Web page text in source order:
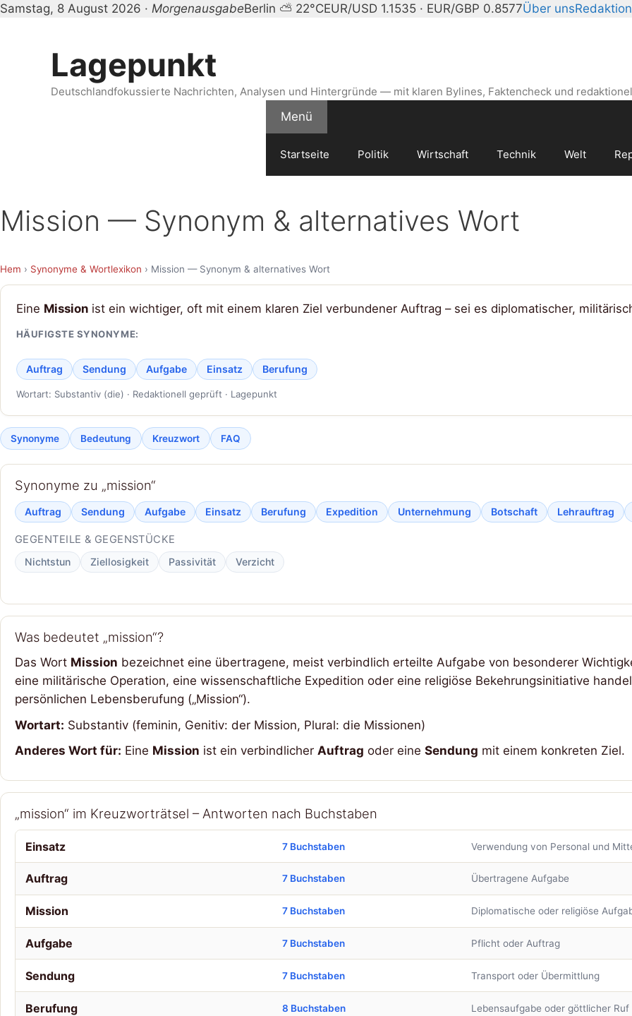
Samstag, 8 August 2026 · MorgenausgabeBerlin ⛅ 22°CEUR/USD 1.1535 · EUR/GBP 0.8577Über unsRedaktion
Lagepunkt
Deutschlandfokussierte Nachrichten, Analysen und Hintergründe — mit klaren Bylines, Faktencheck und
Menü
Startseite Politik Wirtschaft Technik Welt
Mission — Synonym & alternatives Wort
Hem › Synonyme & Wortlexikon › Mission — Synonym & alternatives Wort
Eine Missionist ein wichtiger, oft mit einem klaren Ziel verbundener Auftrag – sei es diplomatischer,
HÄUFIGSTE SYNONYME:
Auftrag Sendung Aufgabe Einsatz Berufung
Wortart: Substantiv (die) · Redaktionell geprüft · Lagepunkt
Synonyme Bedeutung Kreuzwort FAQ
Synonyme zu „mission“
Auftrag Sendung Aufgabe Einsatz Berufung Expedition Unternehmung Botschaft Lehrauftrag
GEGENTEILE & GEGENSTÜCKE
Nichtstun Ziellosigkeit Passivität Verzicht
Was bedeutet „mission“?
Das Wort Mission bezeichnet eine übertragene, meist verbindlich erteilte Aufgabe von besonderer
eine militärische Operation, eine wissenschaftliche Expedition oder eine religiöse Bekehrungsinitiative
persönlichen Lebensberufung („Mission“).
Wortart: Substantiv (feminin, Genitiv: der Mission, Plural: die Missionen)
Anderes Wort für: Eine Mission ist ein verbindlicher Auftrag oder eine Sendung mit einem konkreten Ziel.
„mission“ im Kreuzworträtsel – Antworten nach Buchstaben
Einsatz 7 Buchstaben Verwendung von Personal und
Auftrag 7 Buchstaben Übertragene Aufgabe
Mission 7 Buchstaben Diplomatische oder religiöse
Aufgabe 7 Buchstaben Pflicht oder Auftrag
Sendung 7 Buchstaben Transport oder Übermittlung
Berufung 8 Buchstaben Lebensaufgabe oder göttlicher Ruf